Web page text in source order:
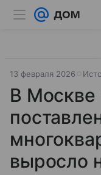
13 февраля 2026
В Москве
выросло